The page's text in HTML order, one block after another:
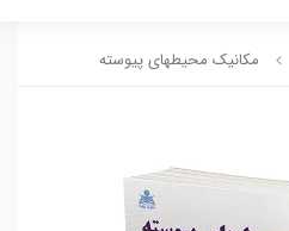
مکانیک محیطهای پیوسته